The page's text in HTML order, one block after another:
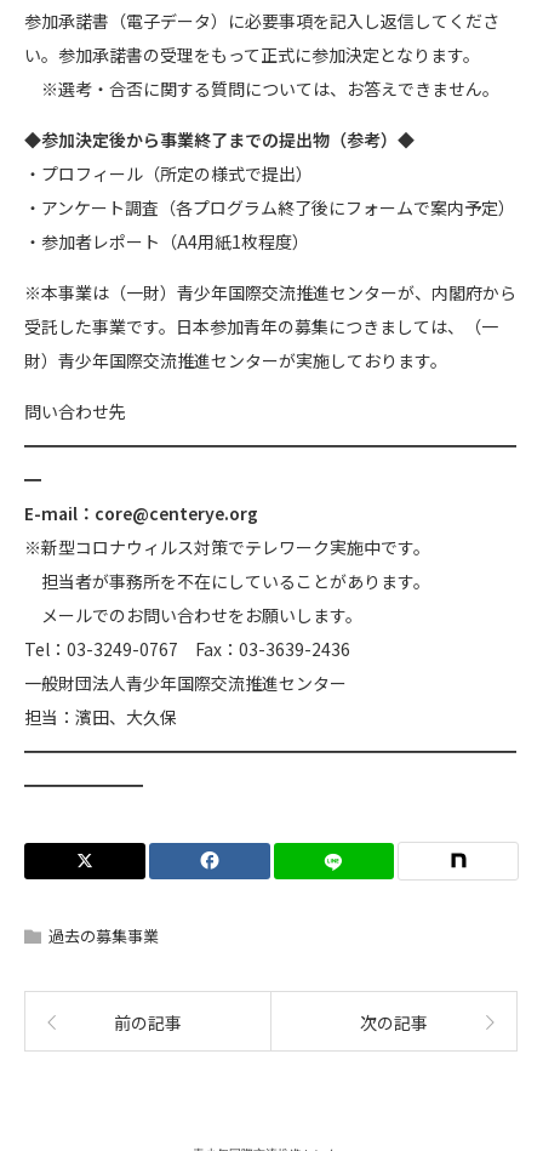
参加承諾書（電子データ）に必要事項を記入し返信してくださ
い。参加承諾書の受理をもって正式に参加決定となります。
※選考・合否に関する質問については、お答えできません。
◆参加決定後から事業終了までの提出物（参考）◆
・プロフィール（所定の様式で提出）
・アンケート調査（各プログラム終了後にフォームで案内予定）
・参加者レポート（A4用紙1枚程度）
※本事業は（一財）青少年国際交流推進センターが、内閣府から
受託した事業です。日本参加青年の募集につきましては、（一
財）青少年国際交流推進センターが実施しております。
問い合わせ先
━━━━━━━━━━━━━━━━━━━━━━━━━━━━━
━
E-mail：core@centerye.org
※新型コロナウィルス対策でテレワーク実施中です。
担当者が事務所を不在にしていることがあります。
メールでのお問い合わせをお願いします。
Tel：03-3249-0767 Fax：03-3639-2436
一般財団法人青少年国際交流推進センター
担当：濱田、大久保
━━━━━━━━━━━━━━━━━━━━━━━━━━━━━
━━━━━━━
過去の募集事業
前の記事 次の記事